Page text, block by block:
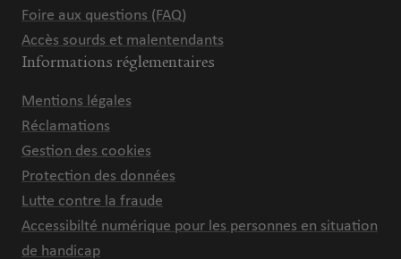
Foire aux questions (FAQ)
Accès sourds et malentendants
Informations réglementaires
Mentions légales
Réclamations
Gestion des cookies
Protection des données
Lutte contre la fraude
Accessibilté numérique pour les personnes en situation
de handicap